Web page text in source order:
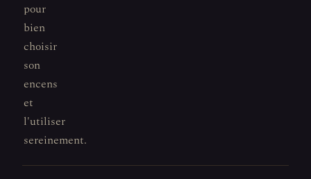
pour
bien
choisir
son
encens
et
l'utiliser
sereinement.